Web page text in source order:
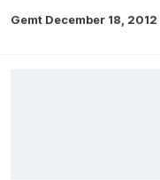
Gemt December 18, 2012